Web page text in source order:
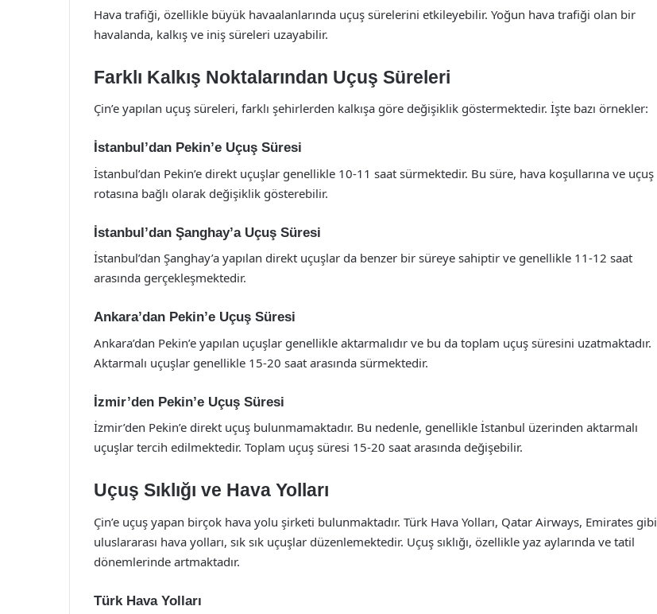
Hava trafiği, özellikle büyük havaalanlarında uçuş sürelerini etkileyebilir. Yoğun hava trafiği olan bir
havalanda, kalkış ve iniş süreleri uzayabilir.
Farklı Kalkış Noktalarından Uçuş Süreleri
Çin’e yapılan uçuş süreleri, farklı şehirlerden kalkışa göre değişiklik göstermektedir. İşte bazı örnekler:
İstanbul’dan Pekin’e Uçuş Süresi
İstanbul’dan Pekin’e direkt uçuşlar genellikle 10-11 saat sürmektedir. Bu süre, hava koşullarına ve uçuş
rotasına bağlı olarak değişiklik gösterebilir.
İstanbul’dan Şanghay’a Uçuş Süresi
İstanbul’dan Şanghay’a yapılan direkt uçuşlar da benzer bir süreye sahiptir ve genellikle 11-12 saat
arasında gerçekleşmektedir.
Ankara’dan Pekin’e Uçuş Süresi
Ankara’dan Pekin’e yapılan uçuşlar genellikle aktarmalıdır ve bu da toplam uçuş süresini uzatmaktadır.
Aktarmalı uçuşlar genellikle 15-20 saat arasında sürmektedir.
İzmir’den Pekin’e Uçuş Süresi
İzmir’den Pekin’e direkt uçuş bulunmamaktadır. Bu nedenle, genellikle İstanbul üzerinden aktarmalı
uçuşlar tercih edilmektedir. Toplam uçuş süresi 15-20 saat arasında değişebilir.
Uçuş Sıklığı ve Hava Yolları
Çin’e uçuş yapan birçok hava yolu şirketi bulunmaktadır. Türk Hava Yolları, Qatar Airways, Emirates gibi
uluslararası hava yolları, sık sık uçuşlar düzenlemektedir. Uçuş sıklığı, özellikle yaz aylarında ve tatil
dönemlerinde artmaktadır.
Türk Hava Yolları